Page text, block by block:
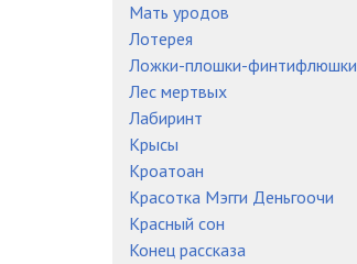
Мать уродов
Лотерея
Ложки-плошки-финтифлюшки
Лес мертвых
Лабиринт
Крысы
Кроатоан
Красотка Мэгги Деньгоочи
Красный сон
Конец рассказа